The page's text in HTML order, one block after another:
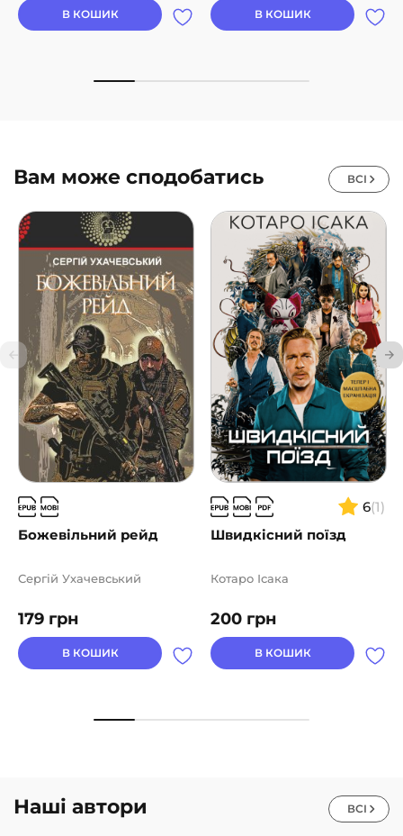
В КОШИК В КОШИК
Вам може сподобатись ВСІ
Божевільний рейд
179 грн
Сергій Ухачевський
В КОШИК
6(1)
Швидкісний поїзд
200 грн
Котаро Ісака
В КОШИК
Наші автори ВСІ